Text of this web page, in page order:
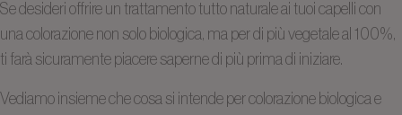
Se desideri offrire un trattamento tutto naturale ai tuoi capelli con
una colorazione non solo biologica, ma per di più vegetale al 100%,
ti farà sicuramente piacere saperne di più prima di iniziare.
Vediamo insieme che cosa si intende per colorazione biologica e